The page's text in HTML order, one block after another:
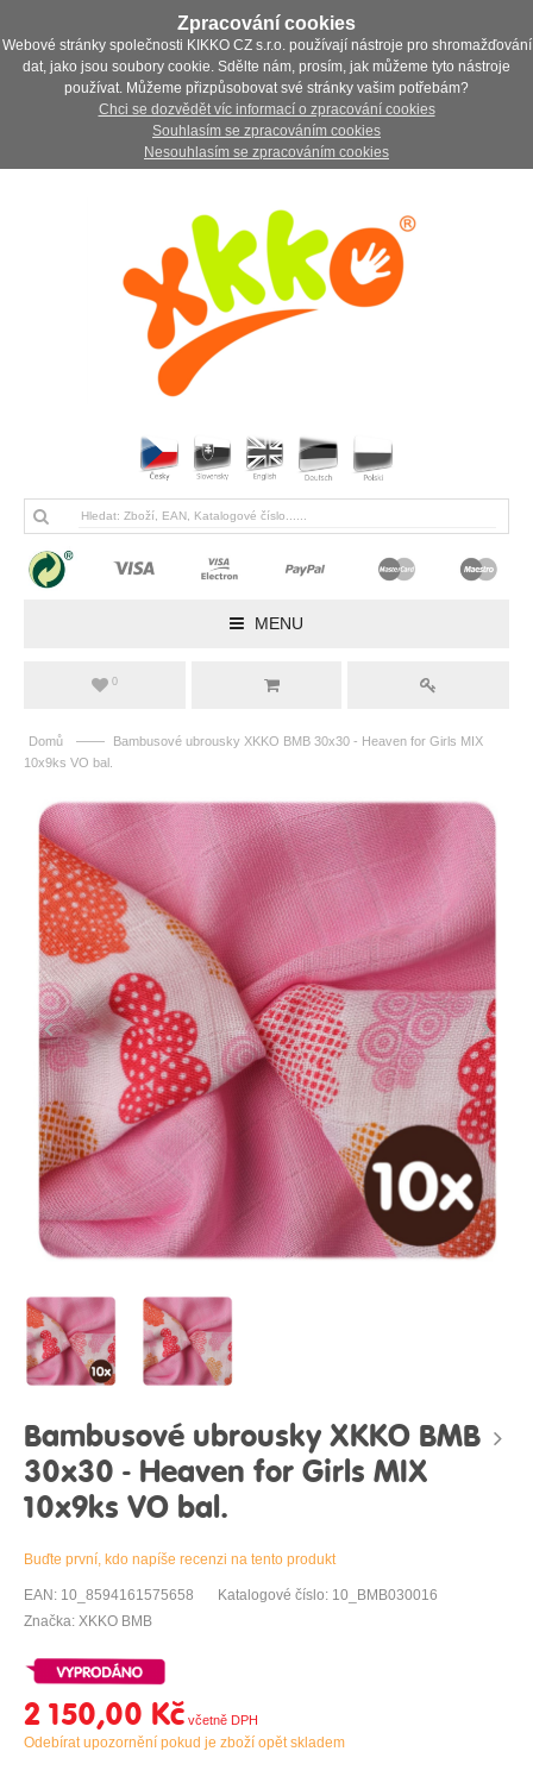
Zpracování cookies
Webové stránky společnosti KIKKO CZ s.r.o. používají nástroje pro shromažďování
dat, jako jsou soubory cookie. Sdělte nám, prosím, jak můžeme tyto nástroje
používat. Můžeme přizpůsobovat své stránky vašim potřebám?
Chci se dozvědět víc informací o zpracování cookies
Souhlasím se zpracováním cookies
Nesouhlasím se zpracováním cookies
MENU
0
Domů ——
Bambusové ubrousky XKKO BMB 30x30 - Heaven for Girls MIX
10x9ks VO bal.
Bambusové ubrousky XKKO BMB
30x30 - Heaven for Girls MIX
10x9ks VO bal.
Buďte první, kdo napíše recenzi na tento produkt
EAN: 10_8594161575658
Katalogové číslo: 10_BMB030016
Značka: XKKO BMB
2 150,00 Kč
Odebírat upozornění pokud je zboží opět skladem